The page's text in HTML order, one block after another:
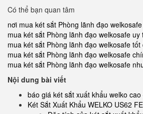
Có thể bạn quan tâm
nơi mua két sắt Phòng lãnh đạo
mua két sắt Phòng lãnh đạo welkosafe uy
mua két sắt Phòng lãnh đạo welkosafe tốt
mua két sắt Phòng lãnh đạo welkosafe
mua két sắt Phòng lãnh đạo welkosafe
Nội dung bài viết
báo giá két sắt xuất khẩu welko cao
Két Sắt Xuất Khẩu WELKO US62